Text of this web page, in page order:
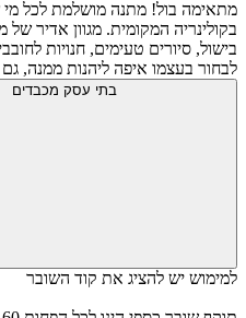
מתאימה בול! מתנה מושלמת לכל
בקולינריה המקומית. מגוון אדיר
בישול, סיורים טעימים, חנויות
לבחור בעצמו איפה ליהנות ממנה,
בתי עסק מכבדים
למימוש יש להציג את קוד השובר